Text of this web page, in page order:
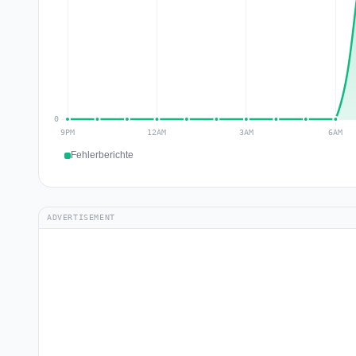
Fehlerberichte
ADVERTISEMENT